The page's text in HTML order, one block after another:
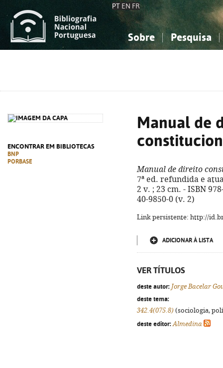
PT EN FR
Sobre Pesquisa
ENCONTRAR EM BIBLIOTECAS
BNP
PORBASE
Manual de
Manual de direito
7ª ed. refundida e
2 v. ; 23 cm. - ISBN
40-9850-0 (v. 2)
Link persistente: http://
ADICIONAR À LISTA
VER TÍTULOS
deste autor: Jorge Bacelar
deste tema:
342.4(075.8) (sociologia,
deste editor: Almedina